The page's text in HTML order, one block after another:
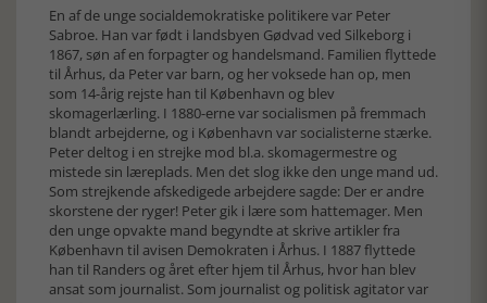
En af de unge socialdemokratiske politikere var Peter
Sabroe. Han var født i landsbyen Gødvad ved Silkeborg i
1867, søn af en forpagter og handelsmand. Familien flyttede
til Århus, da Peter var barn, og her voksede han op, men
som 14-årig rejste han til København og blev
skomagerlærling. I 1880-erne var socialismen på fremmach
blandt arbejderne, og i København var socialisterne stærke.
Peter deltog i en strejke mod bl.a. skomagermestre og
mistede sin læreplads. Men det slog ikke den unge mand ud.
Som strejkende afskedigede arbejdere sagde: Der er andre
skorstene der ryger! Peter gik i lære som hattemager. Men
den unge opvakte mand begyndte at skrive artikler fra
København til avisen Demokraten i Århus. I 1887 flyttede
han til Randers og året efter hjem til Århus, hvor han blev
ansat som journalist. Som journalist og politisk agitator var